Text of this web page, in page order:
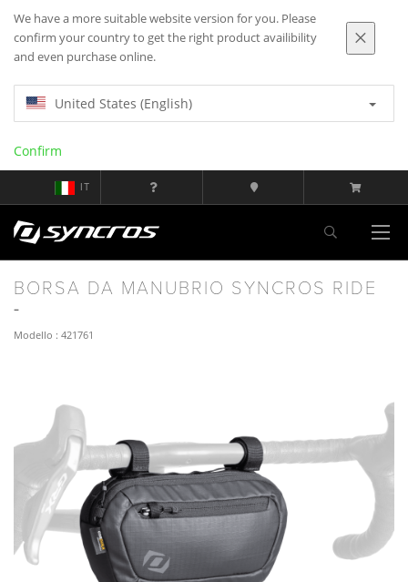
We have a more suitable website version for you. Please
confirm your country to get the right product availibility
and even purchase online.
United States (English)
Confirm
IT
BORSA DA MANUBRIO SYNCROS RIDE
Modello : 421761